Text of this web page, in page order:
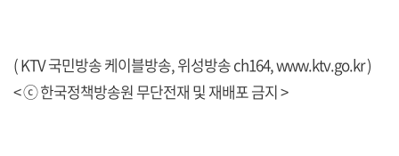
( KTV 국민방송 케이블방송, 위성방송 ch164,www.ktv.go.kr)
< ⓒ 한국정책방송원 무단전재 및 재배포 금지 >